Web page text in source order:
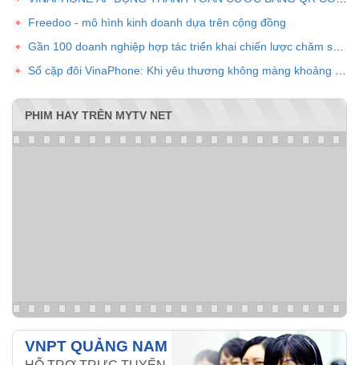
Freedoo - mô hình kinh doanh dựa trên cộng đồng
PHIM HAY TRÊN MYTV NET
VNPT QUẢNG NAM